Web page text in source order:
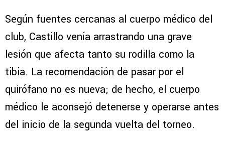
Según fuentes cercanas al cuerpo médico del
club, Castillo venía arrastrando una grave
lesión que afecta tanto su rodilla como la
tibia. La recomendación de pasar por el
quirófano no es nueva; de hecho, el cuerpo
médico le aconsejó detenerse y operarse antes
del inicio de la segunda vuelta del torneo.